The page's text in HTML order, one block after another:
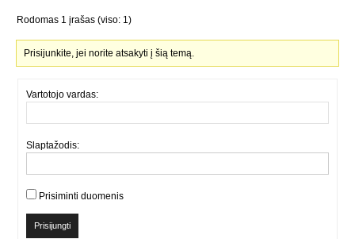
Rodomas 1 įrašas (viso: 1)
Prisijunkite, jei norite atsakyti į šią temą.
Vartotojo vardas:
Slaptažodis:
Prisiminti duomenis
Prisijungti